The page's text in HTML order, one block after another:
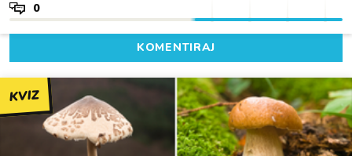
0
KOMENTIRAJ
KVIZ